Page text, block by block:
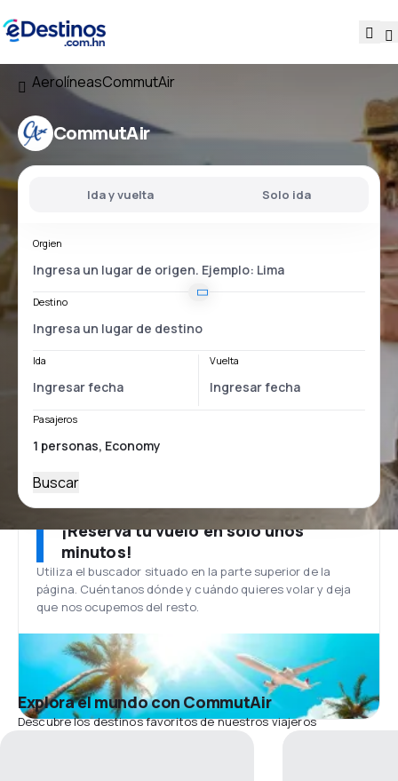
AerolíneasCommutAir
CommutAir
Ida y vuelta Solo ida
Orgien
Destino
Ida Vuelta
Pasajeros
Buscar
¡Reserva tu vuelo en solo unos
minutos!
Utiliza el buscador situado en la parte superior de la
página. Cuéntanos dónde y cuándo quieres volar y deja
que nos ocupemos del resto.
Explora el mundo con CommutAir
Descubre los destinos favoritos de nuestros viajeros